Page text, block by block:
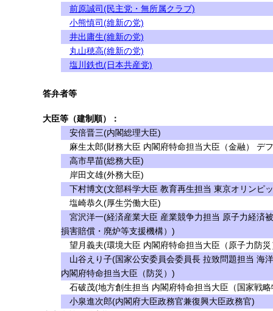
前原誠司(民主党・無所属クラブ)
小熊慎司(維新の党)
井出庸生(維新の党)
丸山穂高(維新の党)
塩川鉄也(日本共産党)
答弁者等
大臣等（建制順）：
安倍晋三(内閣総理大臣)
麻生太郎(財務大臣 内閣府特命担当大臣（金融） デ
高市早苗(総務大臣)
岸田文雄(外務大臣)
下村博文(文部科学大臣 教育再生担当 東京オリンピ
塩崎恭久(厚生労働大臣)
宮沢洋一(経済産業大臣 産業競争力担当 原子力経済
損害賠償・廃炉等支援機構）)
望月義夫(環境大臣 内閣府特命担当大臣（原子力防災
山谷えり子(国家公安委員会委員長 拉致問題担当 海
内閣府特命担当大臣（防災）)
石破茂(地方創生担当 内閣府特命担当大臣（国家戦
小泉進次郎(内閣府大臣政務官兼復興大臣政務官)